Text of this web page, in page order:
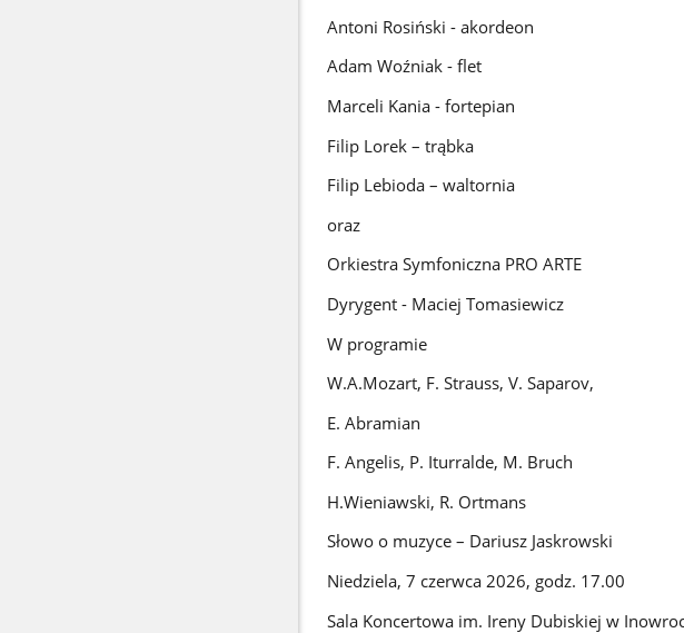
Antoni Rosiński - akordeon
Adam Woźniak - flet
Marceli Kania - fortepian
Filip Lorek – trąbka
Filip Lebioda – waltornia
oraz
Orkiestra Symfoniczna PRO ARTE
Dyrygent - Maciej Tomasiewicz
W programie
W.A.Mozart, F. Strauss, V. Saparov,
E. Abramian
F. Angelis, P. Iturralde, M. Bruch
H.Wieniawski, R. Ortmans
Słowo o muzyce – Dariusz Jaskrowski
Niedziela, 7 czerwca 2026, godz. 17.00
Sala Koncertowa im. Ireny Dubiskiej w